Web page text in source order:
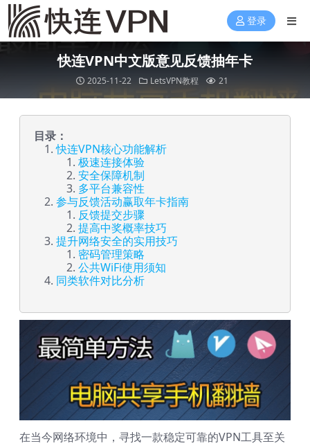
登录
快连VPN中文版意见反馈抽年卡
2025-11-22 LetsVPN教程 21
目录：
快连VPN核心功能解析
极速连接体验
安全保障机制
多平台兼容性
参与反馈活动赢取年卡指南
反馈提交步骤
提高中奖概率技巧
提升网络安全的实用技巧
密码管理策略
公共WiFi使用须知
同类软件对比分析
在当今网络环境中，寻找一款稳定可靠的VPN工具至关